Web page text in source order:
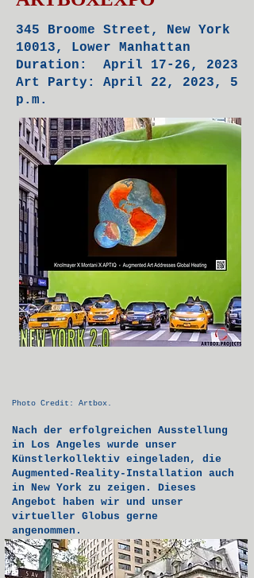
345 Broome Street, New York
10013, Lower Manhattan
Duration: April 17-26, 2023
Art Party: April 22, 2023, 5
p.m.
Photo Credit: Artbox.
Nach der erfolgreichen Ausstellung
in Los Angeles wurde unser
Künstlerkollektiv eingeladen, die
Augmented-Reality-Installation auch
in New York zu zeigen.
Dieses
Angebot haben wir und unser
virtueller Globus gerne
angenommen.